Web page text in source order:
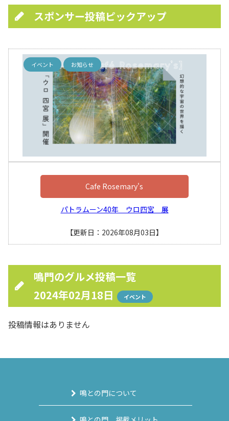
スポンサー投稿ピックアップ
イベント お知らせ
Cafe Rosemary's
パトラムーン40年 ウロ四宮 展
【更新日：2026年08月03日】
鳴門のグルメ投稿一覧
2024年02月18日
イベント
投稿情報はありません
鳴との門について